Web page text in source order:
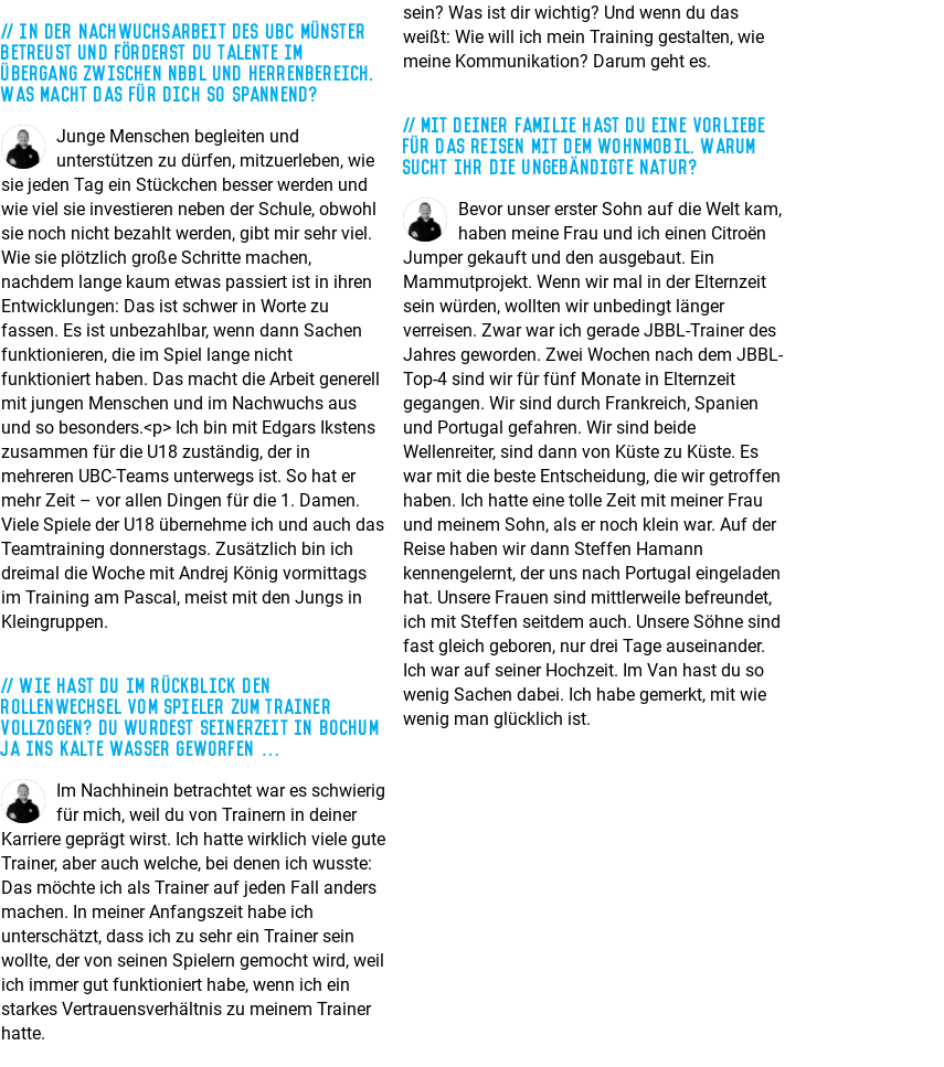
In der Nachwuchsarbeit des UBC Münster
betreust und förderst Du Talente im
Übergang zwischen NBBL und Herrenbereich.
Was macht das für Dich so spannend?
Junge Menschen begleiten und
unterstützen zu dürfen, mitzuerleben, wie
sie jeden Tag ein Stückchen besser werden und
wie viel sie investieren neben der Schule, obwohl
sie noch nicht bezahlt werden, gibt mir sehr viel.
Wie sie plötzlich große Schritte machen,
nachdem lange kaum etwas passiert ist in ihren
Entwicklungen: Das ist schwer in Worte zu
fassen. Es ist unbezahlbar, wenn dann Sachen
funktionieren, die im Spiel lange nicht
funktioniert haben. Das macht die Arbeit generell
mit jungen Menschen und im Nachwuchs aus
und so besonders.<p> Ich bin mit Edgars Ikstens
zusammen für die U18 zuständig, der in
mehreren UBC-Teams unterwegs ist. So hat er
mehr Zeit – vor allen Dingen für die 1. Damen.
Viele Spiele der U18 übernehme ich und auch das
Teamtraining donnerstags. Zusätzlich bin ich
dreimal die Woche mit Andrej König vormittags
im Training am Pascal, meist mit den Jungs in
Kleingruppen.
Wie hast Du im Rückblick den
Rollenwechsel vom Spieler zum Trainer
vollzogen? Du wurdest seinerzeit in Bochum
ja ins kalte Wasser geworfen …
Im Nachhinein betrachtet war es schwierig
für mich, weil du von Trainern in deiner
Karriere geprägt wirst. Ich hatte wirklich viele gute
Trainer, aber auch welche, bei denen ich wusste:
Das möchte ich als Trainer auf jeden Fall anders
machen. In meiner Anfangszeit habe ich
unterschätzt, dass ich zu sehr ein Trainer sein
wollte, der von seinen Spielern gemocht wird, weil
ich immer gut funktioniert habe, wenn ich ein
starkes Vertrauensverhältnis zu meinem Trainer
hatte.
sein? Was ist dir wichtig? Und wenn du das
weißt: Wie will ich mein Training gestalten, wie
meine Kommunikation? Darum geht es.
Mit Deiner Familie hast Du eine Vorliebe
für das Reisen mit dem Wohnmobil. Warum
sucht ihr die ungebändigte Natur?
Bevor unser erster Sohn auf die Welt kam,
haben meine Frau und ich einen Citroën
Jumper gekauft und den ausgebaut. Ein
Mammutprojekt. Wenn wir mal in der Elternzeit
sein würden, wollten wir unbedingt länger
verreisen. Zwar war ich gerade JBBL-Trainer des
Jahres geworden. Zwei Wochen nach dem JBBL-
Top-4 sind wir für fünf Monate in Elternzeit
gegangen. Wir sind durch Frankreich, Spanien
und Portugal gefahren. Wir sind beide
Wellenreiter, sind dann von Küste zu Küste. Es
war mit die beste Entscheidung, die wir getroffen
haben. Ich hatte eine tolle Zeit mit meiner Frau
und meinem Sohn, als er noch klein war. Auf der
Reise haben wir dann Steffen Hamann
kennengelernt, der uns nach Portugal eingeladen
hat. Unsere Frauen sind mittlerweile befreundet,
ich mit Steffen seitdem auch. Unsere Söhne sind
fast gleich geboren, nur drei Tage auseinander.
Ich war auf seiner Hochzeit. Im Van hast du so
wenig Sachen dabei. Ich habe gemerkt, mit wie
wenig man glücklich ist.